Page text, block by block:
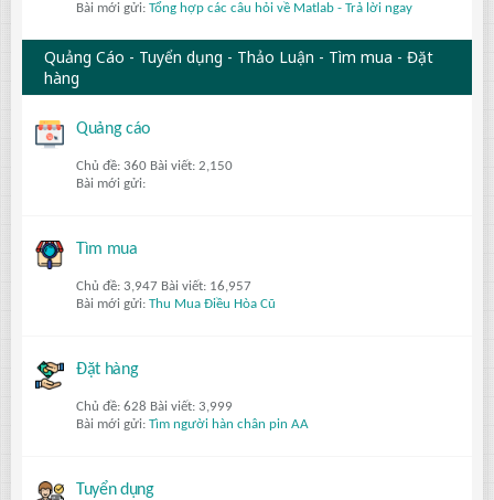
Bài mới gửi: Tổng hợp các câu hỏi về Matlab - Trả lời ngay
Quảng Cáo - Tuyển dụng - Thảo Luận - Tìm mua - Đặt
hàng
Quảng cáo
Chủ đề: 360 Bài viết: 2,150
Bài mới gửi:
Tìm mua
Chủ đề: 3,947 Bài viết: 16,957
Bài mới gửi: Thu Mua Điều Hòa Cũ
Đặt hàng
Chủ đề: 628 Bài viết: 3,999
Bài mới gửi: Tìm người hàn chân pin AA
Tuyển dụng